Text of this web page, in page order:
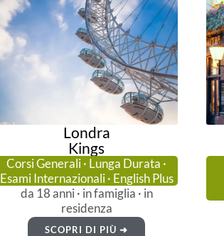
Londra
Kings
Corsi Generali · Lunga Durata ·
Esami Internazionali · English Plus
da 18 anni · in famiglia · in
residenza
SCOPRI DI PIÙ ➜